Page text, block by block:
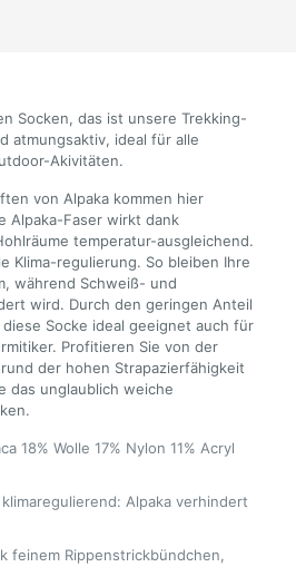
Socken, das ist unsere Trekking-
atmungsaktiv, ideal für alle
Akivitäten.
von Alpaka kommen hier
Alpaka-Faser wirkt dank
temperatur-ausgleichend.
Klima-regulierung. So bleiben Ihre
während Schweiß- und
wird. Durch den geringen Anteil
Socke ideal geeignet auch für
Profitieren Sie von der
der hohen Strapazierfähigkeit
das unglaublich weiche
18% Wolle 17% Nylon 11% Acryl
Alpaka verhindert
feinem Rippenstrickbündchen,